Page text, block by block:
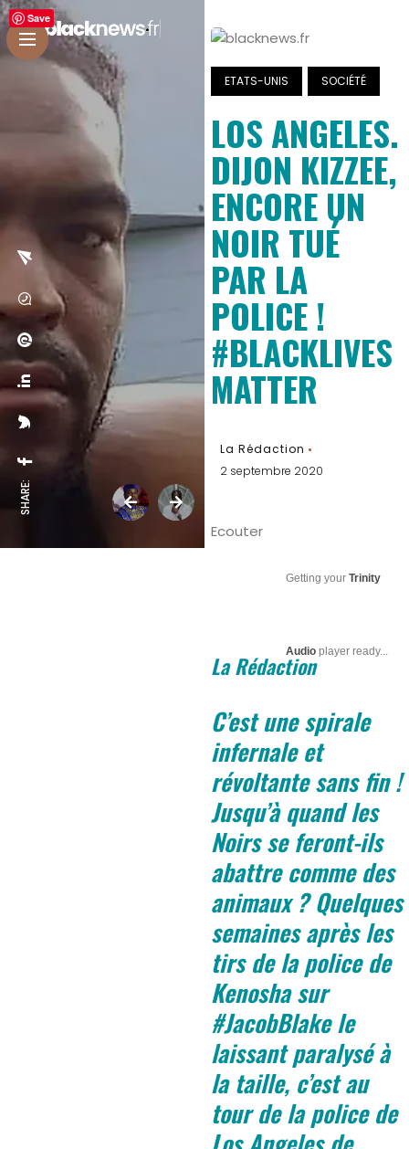
SHARE:
ETATS-UNIS SOCIÉTÉ
LOS ANGELES.
DIJON KIZZEE,
ENCORE UN
NOIR TUÉ
PAR LA
POLICE !
#BLACKLIVES
MATTER
La Rédaction
2 septembre 2020
Ecouter
Getting your Trinity
Audioplayer ready...
La Rédaction
C’est une spirale
infernale et
révoltante sans fin !
Jusqu’à quand les
Noirs se feront-ils
abattre comme des
animaux ? Quelques
semaines après les
tirs de la police de
Kenosha sur
#JacobBlake le
laissant paralysé à
la taille, c’est au
tour de la police de
Save